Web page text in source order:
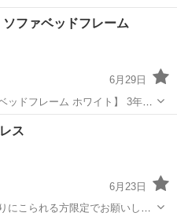
IKEA HEMNES ソファベッドフレーム
6月29日
）デイベッドフレームです。
出品します。 【状態】 ・通常使用による細かな...
ス
6月23日
にこられる方限定でお願いしま